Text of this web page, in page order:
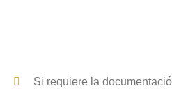
Si requiere la